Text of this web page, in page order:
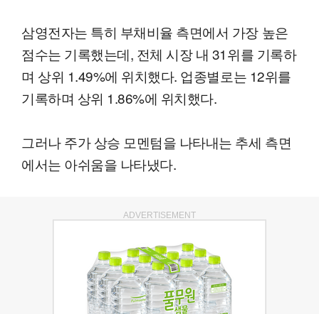
삼영전자는 특히 부채비율 측면에서 가장 높은
점수는 기록했는데, 전체 시장 내 31위를 기록하
며 상위 1.49%에 위치했다. 업종별로는 12위를
기록하며 상위 1.86%에 위치했다.
그러나 주가 상승 모멘텀을 나타내는 추세 측면
에서는 아쉬움을 나타냈다.
ADVERTISEMENT